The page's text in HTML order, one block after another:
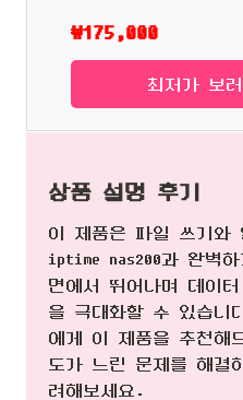
₩175,000
최저가 보러
상품 설명 후기
이 제품은 파일 쓰기와
iptime nas200과 완벽
면에서 뛰어나며 데이
을 극대화할 수 있습니
에게 이 제품을 추천해
도가 느린 문제를 해결
려해보세요.